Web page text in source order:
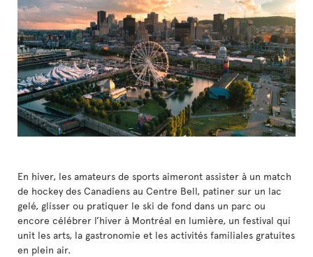
En hiver, les amateurs de sports aimeront assister à un match
de hockey des Canadiens au Centre Bell, patiner sur un lac
gelé, glisser ou pratiquer le ski de fond dans un parc ou
encore célébrer l’hiver à Montréal en lumière, un festival qui
unit les arts, la gastronomie et les activités familiales gratuites
en plein air.